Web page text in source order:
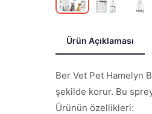
Ürün Açıklaması
Ber Vet Pet Hamelyn
şekilde korur. Bu
Ürünün özellikleri: